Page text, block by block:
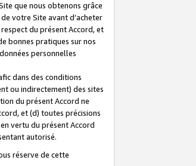
que nous obtenons grâce
votre Site avant d’acheter
du présent Accord, et
bonnes pratiques sur nos
personnelles
dans des conditions
ou indirectement) des sites
du présent Accord ne
et (d) toutes précisions
vertu du présent Accord
autorisé.
réserve de cette